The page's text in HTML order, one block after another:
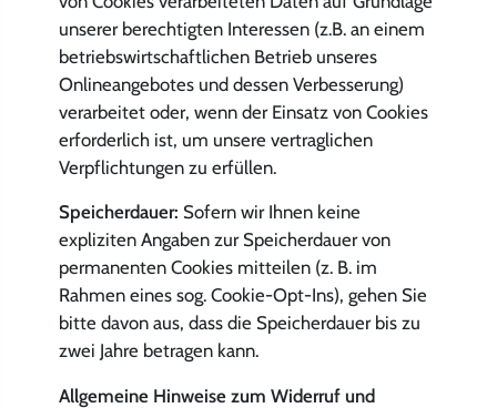
unserer berechtigten Interessen (z.B. an einem
betriebswirtschaftlichen Betrieb unseres
Onlineangebotes und dessen Verbesserung)
verarbeitet oder, wenn der Einsatz von Cookies
erforderlich ist, um unsere vertraglichen
Verpflichtungen zu erfüllen.
Speicherdauer: Sofern wir Ihnen keine
expliziten Angaben zur Speicherdauer von
permanenten Cookies mitteilen (z. B. im
Rahmen eines sog. Cookie-Opt-Ins), gehen Sie
bitte davon aus, dass die Speicherdauer bis zu
zwei Jahre betragen kann.
Allgemeine Hinweise zum Widerruf und